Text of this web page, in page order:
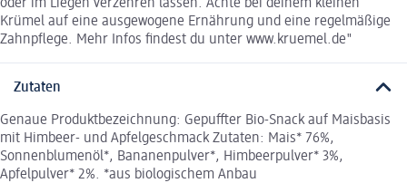
oder im Liegen verzehren lassen. Achte bei deinem kleinen
Krümel auf eine ausgewogene Ernährung und eine regelmäßige
Zahnpflege. Mehr Infos findest du unter www.kruemel.de"
Zutaten
Genaue Produktbezeichnung: Gepuffter Bio-Snack auf Maisbasis
mit Himbeer- und Apfelgeschmack Zutaten: Mais* 76%,
Sonnenblumenöl*, Bananenpulver*, Himbeerpulver* 3%,
Apfelpulver* 2%. *aus biologischem Anbau